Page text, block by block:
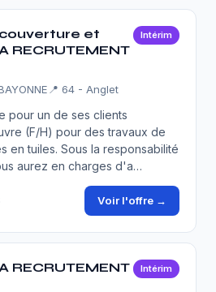
et
RECRUTEMENT
Intérim
📍 64 - Anglet
pour un de ses clients
(F/H) pour des travaux de
en tuiles. Sous la responsabilité
aurez en charges d'a…
Voir l'offre →
RECRUTEMENT
Intérim